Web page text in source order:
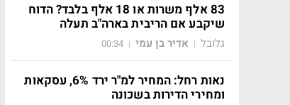
83 אלף משרות או 18 אלף בלבד? הדוח
שיקבע אם הריבית בארה"ב תעלה
גלובל | אדיר בן עמי |
00:34
נאות רחל: המחיר למ"ר ירד 6%, עסקאות
ומחירי הדירות בשכונה